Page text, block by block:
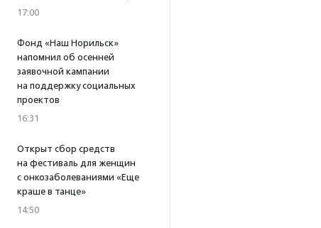
17:00
Фонд «Наш Норильск»
напомнил об осенней
заявочной кампании
на поддержку социальных
проектов
16:31
Открыт сбор средств
на фестиваль для женщин
с онкозаболеваниями «Еще
краше в танце»
14:50